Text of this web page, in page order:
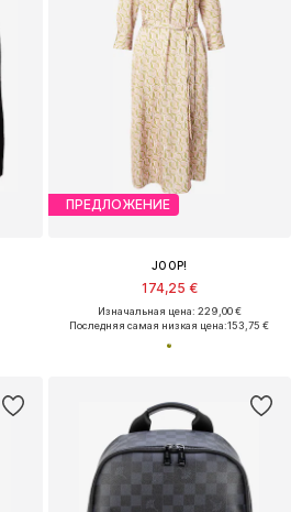
ПРЕДЛОЖЕНИЕ
JOOP!
174,25 €
Изначальная цена: 229,00 €
Последняя самая низкая цена:153,75 €